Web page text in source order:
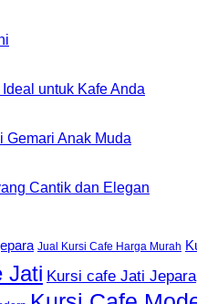
untuk Kafe Anda
Gemari Anak Muda
Cantik dan Elegan
Jual Kursi Cafe Harga Murah
Jati Kursi cafe Jati Jepara